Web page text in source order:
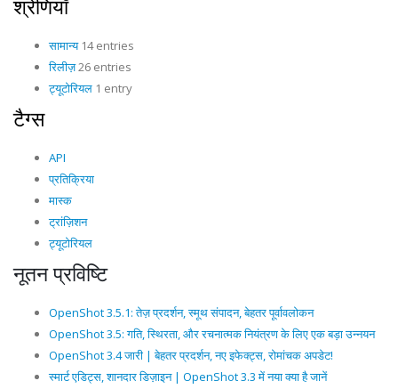
श्रेणियाँ
सामान्य14 entries
रिलीज़26 entries
ट्यूटोरियल 1 entry
टैग्स
API
प्रतिक्रिया
मास्क
ट्रांज़िशन
ट्यूटोरियल
नूतन प्रविष्टि
OpenShot 3.5.1: तेज़ प्रदर्शन, स्मूथ संपादन, बेहतर पूर्वावलोकन
OpenShot 3.5: गति, स्थिरता, और रचनात्मक नियंत्रण के लिए एक बड़ा उन्नयन
OpenShot 3.4 जारी | बेहतर प्रदर्शन, नए इफेक्ट्स, रोमांचक अपडेट!
स्मार्ट एडिट्स, शानदार डिज़ाइन | OpenShot 3.3 में नया क्या है जानें